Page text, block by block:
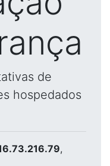
de
hospedados
,